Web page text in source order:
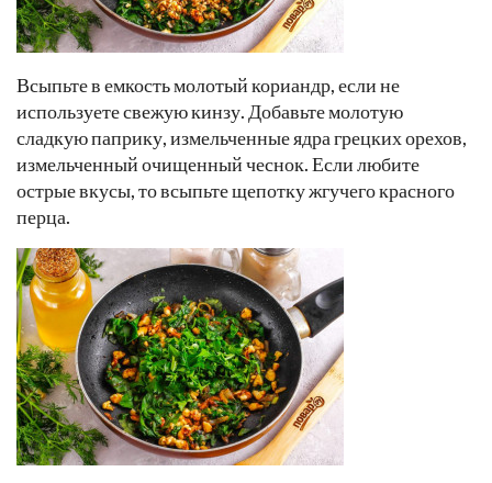
Всыпьте в емкость молотый кориандр, если не
используете свежую кинзу. Добавьте молотую
сладкую паприку, измельченные ядра грецких орехов,
измельченный очищенный чеснок. Если любите
острые вкусы, то всыпьте щепотку жгучего красного
перца.